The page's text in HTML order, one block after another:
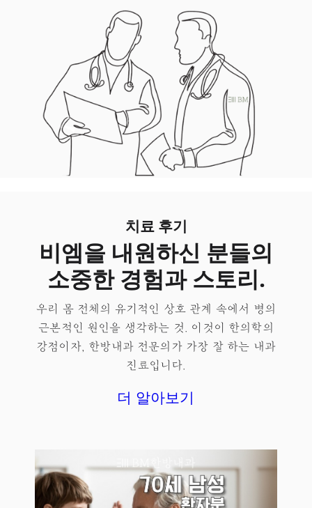
치료 후기
비엠을 내원하신 분들의
소중한 경험과 스토리.
우리 몸 전체의 유기적인 상호 관계 속에서 병의
근본적인 원인을 생각하는 것. 이것이 한의학의
강점이자, 한방내과 전문의가 가장 잘 하는 내과
진료입니다.
더 알아보기